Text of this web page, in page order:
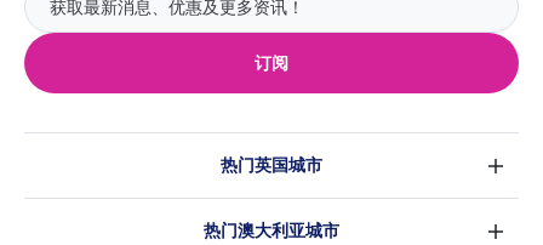
订阅
热门英国城市
伦敦
热门澳大利亚城市